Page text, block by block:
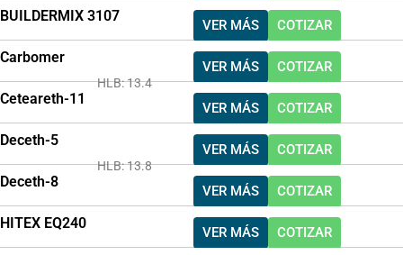
BUILDERMIX 3107
VER MÁS COTIZAR
Carbomer
VER MÁS COTIZAR
Ceteareth-11
HLB: 13.4
VER MÁS COTIZAR
Deceth-5
VER MÁS COTIZAR
Deceth-8
HLB: 13.8
VER MÁS COTIZAR
HITEX EQ240
VER MÁS COTIZAR